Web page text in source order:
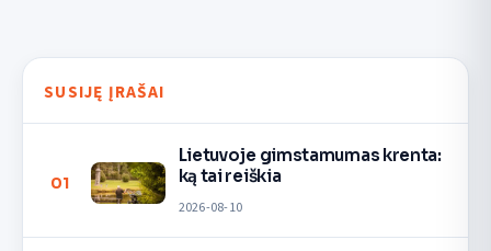
SUSIJĘ ĮRAŠAI
01
Lietuvoje gimstamumas krenta:
ką tai reiškia
2026-08-10